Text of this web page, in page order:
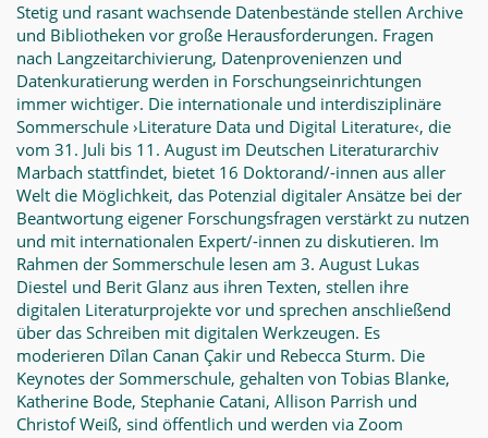
Stetig und rasant wachsende Datenbestände stellen Archive
und Bibliotheken vor große Herausforderungen. Fragen
nach Langzeitarchivierung, Datenprovenienzen und
Datenkuratierung werden in Forschungseinrichtungen
immer wichtiger. Die internationale und interdisziplinäre
Sommerschule ›Literature Data und Digital Literature‹, die
vom 31. Juli bis 11. August im Deutschen Literaturarchiv
Marbach stattfindet, bietet 16 Doktorand/-innen aus aller
Welt die Möglichkeit, das Potenzial digitaler Ansätze bei der
Beantwortung eigener Forschungsfragen verstärkt zu nutzen
und mit internationalen Expert/-innen zu diskutieren. Im
Rahmen der Sommerschule lesen am 3. August Lukas
Diestel und Berit Glanz aus ihren Texten, stellen ihre
digitalen Literaturprojekte vor und sprechen anschließend
über das Schreiben mit digitalen Werkzeugen. Es
moderieren Dîlan Canan Çakir und Rebecca Sturm. Die
Keynotes der Sommerschule, gehalten von Tobias Blanke,
Katherine Bode, Stephanie Catani, Allison Parrish und
Christof Weiß, sind öffentlich und werden via Zoom